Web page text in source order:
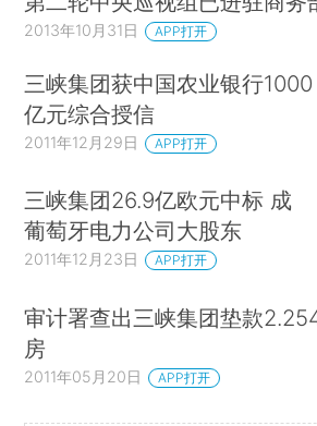
2013年10月31日 APP打开
三峡集团获中国农业银行1000
亿元综合授信
2011年12月29日 APP打开
三峡集团26.9亿欧元中标 成
葡萄牙电力公司大股东
2011年12月23日 APP打开
审计署查出三峡集团垫款
房
2011年05月20日 APP打开